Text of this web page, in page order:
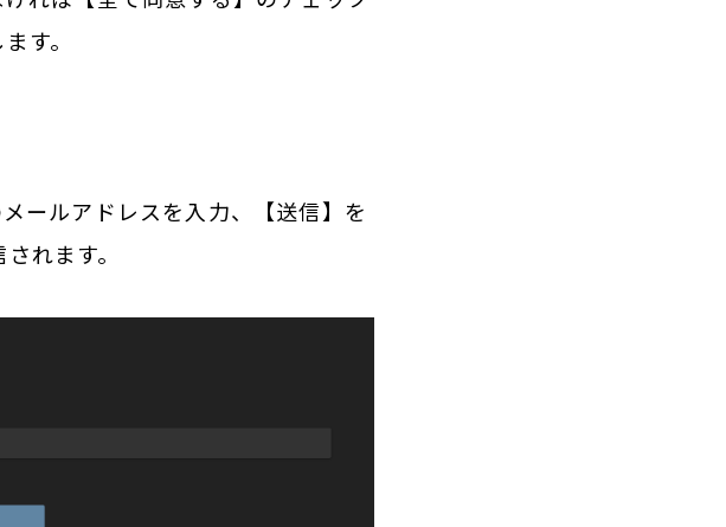
す。
ールアドレスを入力、【送信】を
れます。